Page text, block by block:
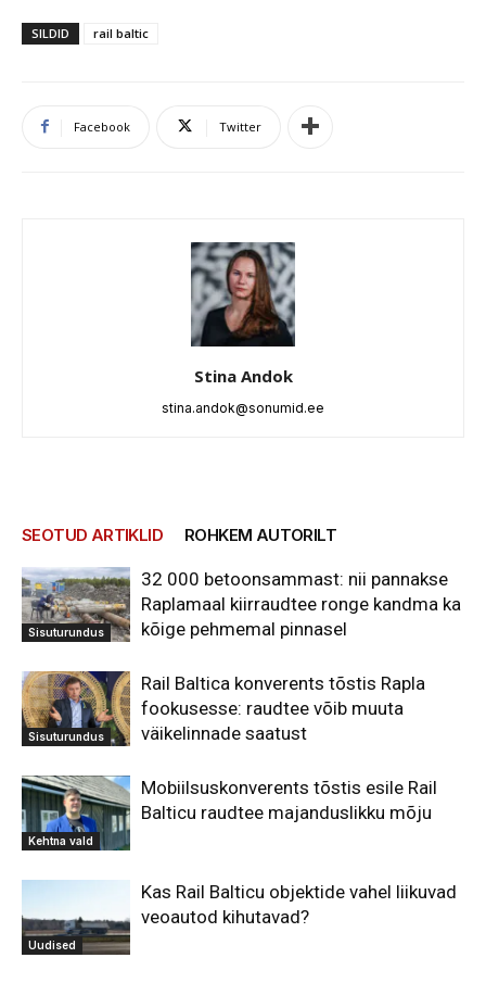
SILDID rail baltic
Facebook Twitter
Stina Andok
stina.andok@sonumid.ee
SEOTUD ARTIKLID ROHKEM AUTORILT
Sisuturundus
32 000 betoonsammast: nii pannakse
Raplamaal kiirraudtee ronge kandma ka
kõige pehmemal pinnasel
Sisuturundus
Rail Baltica konverents tõstis Rapla
fookusesse: raudtee võib muuta
väikelinnade saatust
Kehtna vald
Mobiilsuskonverents tõstis esile Rail
Balticu raudtee majanduslikku mõju
Uudised
Kas Rail Balticu objektide vahel liikuvad
veoautod kihutavad?